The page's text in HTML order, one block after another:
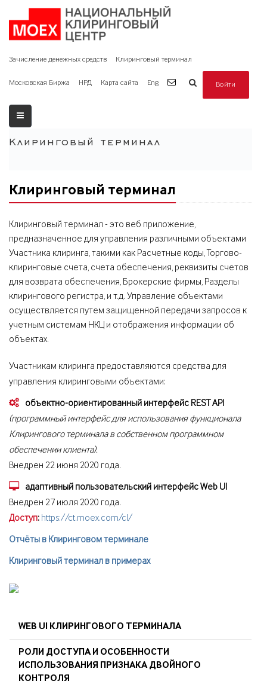
Зачисление денежных средств Клиринговый терминал
Московская Биржа НРД Карта сайта Eng Войти
Клиринговый терминал
Клиринговый терминал
Клиринговый терминал - это веб приложение,
предназначенное для управления различными объектами
Участника клиринга, такими как Расчетные коды, Торгово-
клиринговые счета, счета обеспечения, реквизиты счетов
для возврата обеспечения, Брокерские фирмы, Разделы
клирингового регистра, и т.д. Управление объектами
осуществляется путем защищенной передачи запросов к
учетным системам НКЦ и отображения информации об
объектах.
Участникам клиринга предоставляются средства для
управления клиринговыми объектами:
объектно-ориентированный интерфейс REST API
(программный интерфейс для использования функционала
Клирингового терминала в собственном программном
обеспечении клиента).
Внедрен 22 июня 2020 года.
адаптивный пользовательский интерфейс Web UI
Внедрен 27 июля 2020 года.
Доступ: https://ct.moex.com/cl/
Отчёты в Клиринговом терминале
Клиринговый терминал в примерах
WEB UI КЛИРИНГОВОГО ТЕРМИНАЛА
РОЛИ ДОСТУПА И ОСОБЕННОСТИ
ИСПОЛЬЗОВАНИЯ ПРИЗНАКА ДВОЙНОГО
КОНТРОЛЯ